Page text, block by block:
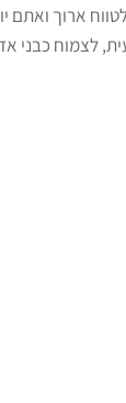
לטווח ארוך
לצמוח כבני